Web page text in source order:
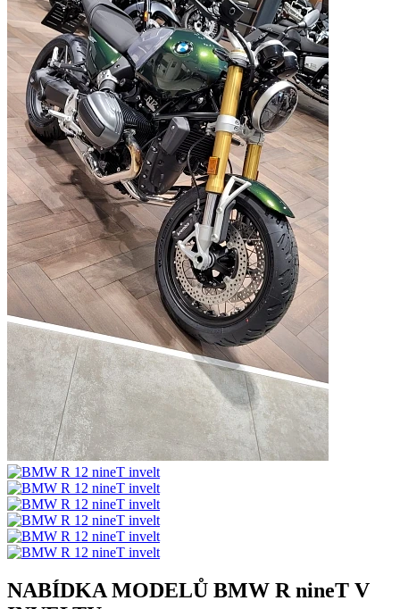
NABÍDKA MODELŮ BMW R nineT V